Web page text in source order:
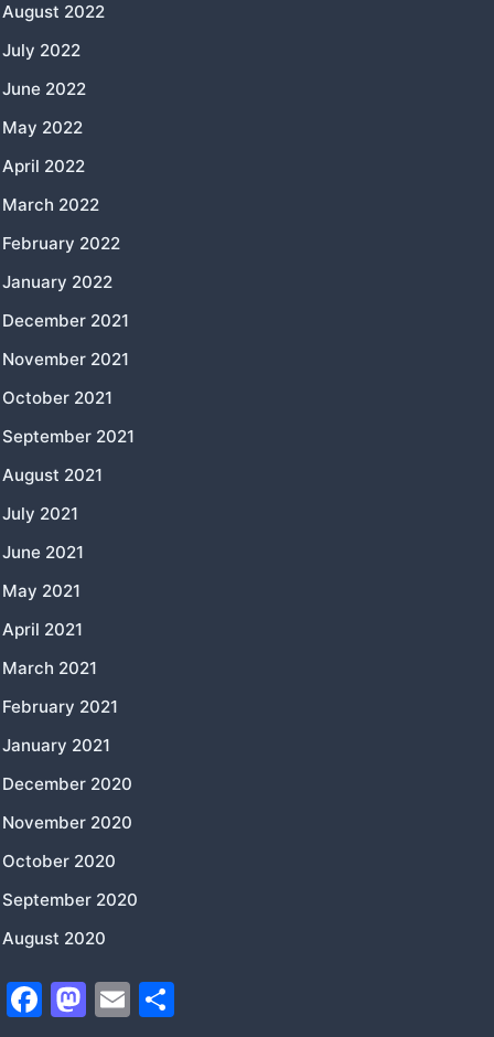
August 2022
July 2022
June 2022
May 2022
April 2022
March 2022
February 2022
January 2022
December 2021
November 2021
October 2021
September 2021
August 2021
July 2021
June 2021
May 2021
April 2021
March 2021
February 2021
January 2021
December 2020
November 2020
October 2020
September 2020
August 2020
F
M E